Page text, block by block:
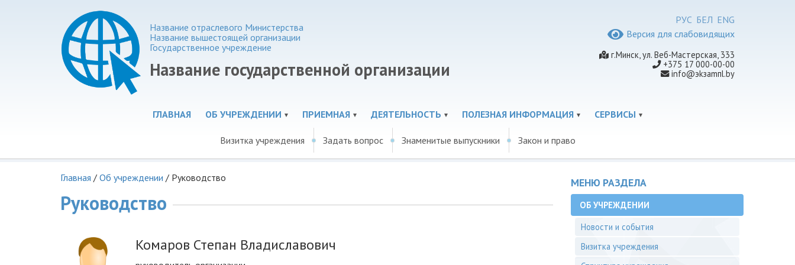
РУС БЕЛ ENG
Версия для слабовидящих
г.Минск, ул. Веб-Мастерская, 333
+375 17 000-00-00
info@эkзamпl.by
Название отраслевого Министерства
Название вышестоящей организации
Государственное учреждение
Название государственной организации
ГЛАВНАЯ ОБ УЧРЕЖДЕНИИ ПРИЕМНАЯ ДЕЯТЕЛЬНОСТЬ ПОЛЕЗНАЯ ИНФОРМАЦИЯ СЕРВИСЫ
Визитка учреждения Задать вопрос Знаменитые выпускники Закон и право
Главная / Об учреждении / Руководство
Руководство
Комаров Степан Владиславович
МЕНЮ РАЗДЕЛА
ОБ УЧРЕЖДЕНИИ
Новости и события
Визитка учреждения